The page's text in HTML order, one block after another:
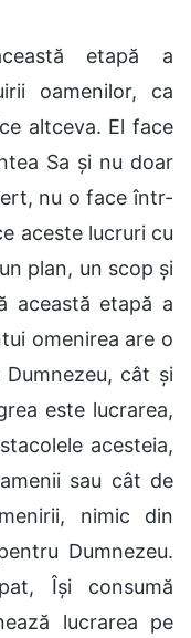
etapă a
oamenilor, ca
altceva. El face
Sa și nu doar
nu o face într-
aceste lucruri cu
plan, un scop și
această etapă a
omenirea are o
cât și
este lucrarea,
acesteia,
sau cât de
nimic din
Dumnezeu.
Își consumă
lucrarea pe